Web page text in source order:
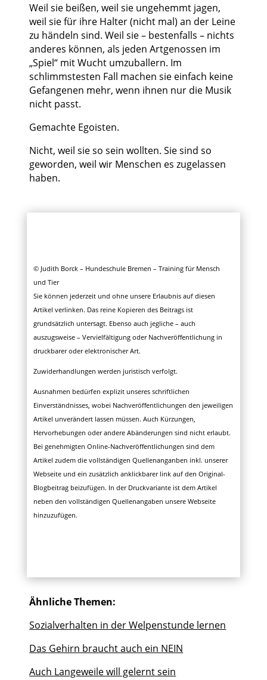
Weil sie beißen, weil sie ungehemmt jagen,
weil sie für ihre Halter (nicht mal) an der Leine
zu händeln sind. Weil sie – bestenfalls – nichts
anderes können, als jeden Artgenossen im
„Spiel“ mit Wucht umzuballern. Im
schlimmstesten Fall machen sie einfach keine
Gefangenen mehr, wenn ihnen nur die Musik
nicht passt.
Gemachte Egoisten.
Nicht, weil sie so sein wollten. Sie sind so
geworden, weil wir Menschen es zugelassen
haben.
© Judith Borck – Hundeschule Bremen – Training für Mensch
und Tier
Sie können jederzeit und ohne unsere Erlaubnis auf diesen
Artikel verlinken. Das reine Kopieren des Beitrags ist
grundsätzlich untersagt. Ebenso auch jegliche – auch
auszugsweise – Vervielfältigung oder Nachveröffentlichung in
druckbarer oder elektronischer Art.
Zuwiderhandlungen werden juristisch verfolgt.
Ausnahmen bedürfen explizit unseres schriftlichen
Einverständnisses, wobei Nachveröffentlichungen den jeweiligen
Artikel unverändert lassen müssen. Auch Kürzungen,
Hervorhebungen oder andere Abänderungen sind nicht erlaubt.
Bei genehmigten Online-Nachveröffentlichungen sind dem
Artikel zudem die vollständigen Quellenanganben inkl. unserer
Webseite und ein zusätzlich anklickbarer link auf den Original-
Blogbeitrag beizufügen. In der Druckvariante ist dem Artikel
neben den vollständigen Quellenangaben unsere Webseite
hinzuzufügen.
Ähnliche Themen:
Sozialverhalten in der Welpenstunde lernen
Das Gehirn braucht auch ein NEIN
Auch Langeweile will gelernt sein